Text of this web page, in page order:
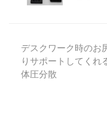
デスクワーク時のお
りサポートしてくれ
体圧分散